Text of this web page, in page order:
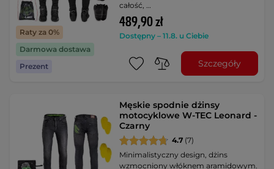
Raty za 0%
Darmowa dostawa
Prezent
całość, …
489,90 zł
Dostępny – 11.8. u Ciebie
Szczegóły
Męskie spodnie dżinsy
motocyklowe W-TEC Leonard -
Czarny
4.7 (7)
Minimalistyczny design, dżins
wzmocniony włóknem aramidowym.